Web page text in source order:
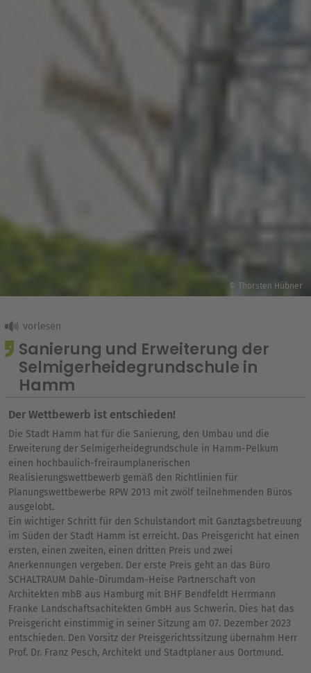
© Thorsten Hübner
Sanierung und Erweiterung der
Selmigerheidegrundschule in
Hamm
Der Wettbewerb ist entschieden!
Die Stadt Hamm hat für die Sanierung, den Umbau und die
Erweiterung der Selmigerheidegrundschule in Hamm-Pelkum
einen hochbaulich-freiraumplanerischen
Realisierungswettbewerb gemäß den Richtlinien für
Planungswettbewerbe RPW 2013 mit zwölf teilnehmenden Büros
ausgelobt.
Ein wichtiger Schritt für den Schulstandort mit Ganztagsbetreuung
im Süden der Stadt Hamm ist erreicht. Das Preisgericht hat einen
ersten, einen zweiten, einen dritten Preis und zwei
Anerkennungen vergeben. Der erste Preis geht an das Büro
SCHALTRAUM Dahle-Dirumdam-Heise Partnerschaft von
Architekten mbB aus Hamburg mit BHF Bendfeldt Herrmann
Franke Landschaftsachitekten GmbH aus Schwerin. Dies hat das
Preisgericht einstimmig in seiner Sitzung am 07. Dezember 2023
entschieden. Den Vorsitz der Preisgerichtssitzung übernahm Herr
Prof. Dr. Franz Pesch, Architekt und Stadtplaner aus Dortmund.